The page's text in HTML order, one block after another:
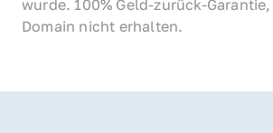
wurde. 100% Geld-zurück-
Domain nicht erhalten.